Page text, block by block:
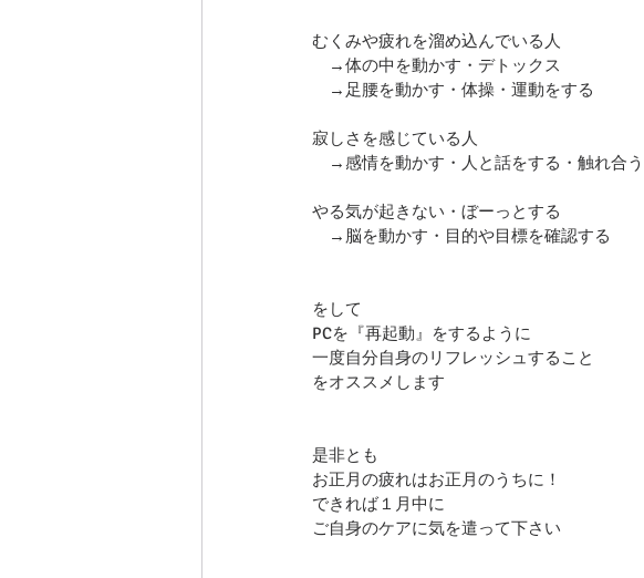
むくみや疲れを溜め込んでいる人
→体の中を動かす・デトックス
→足腰を動かす・体操・運動をする
寂しさを感じている人
→感情を動かす・人と話をする・触れ合う
やる気が起きない・ぼーっとする
→脳を動かす・目的や目標を確認する
をして
PCを『再起動』をするように
一度自分自身のリフレッシュすること
をオススメします
是非とも
お正月の疲れはお正月のうちに！
できれば１月中に
ご自身のケアに気を遣って下さい